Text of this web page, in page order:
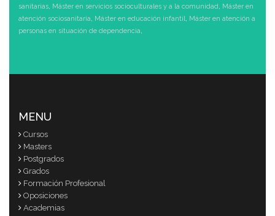
sanitarias, Máster en servicios socioculturales y a la comunidad, Máster en
atención sociosanitaria, Máster en educación infantil, Máster en atención a
personas en situación de dependencia,
MENU
Cursos
Masters
Postgrados
Grados
Formación Profesional
Oposiciones
Academias